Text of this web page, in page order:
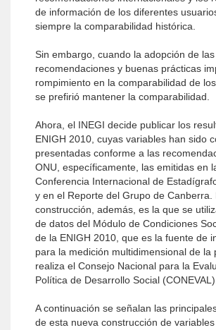
de información de los diferentes
siempre la comparabilidad histórica.
Sin embargo, cuando la adopción de las
recomendaciones y buenas prácticas
rompimiento en la comparabilidad de
se prefirió mantener la comparabilidad.
Ahora, el INEGI decide publicar los
ENIGH 2010, cuyas variables han sido
presentadas conforme a las
ONU, específicamente, las emitidas en
Conferencia Internacional de
y en el Reporte del Grupo de Canberra.
construcción, además, es la que se
de datos del Módulo de Condiciones
de la ENIGH 2010, que es la fuente de
para la medición multidimensional de la
realiza el Consejo Nacional para la
Política de Desarrollo Social (CONEVAL).
A continuación se señalan las
de esta nueva construcción de